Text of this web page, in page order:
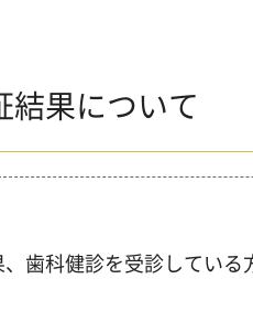
果について
歯科健診を受診してい